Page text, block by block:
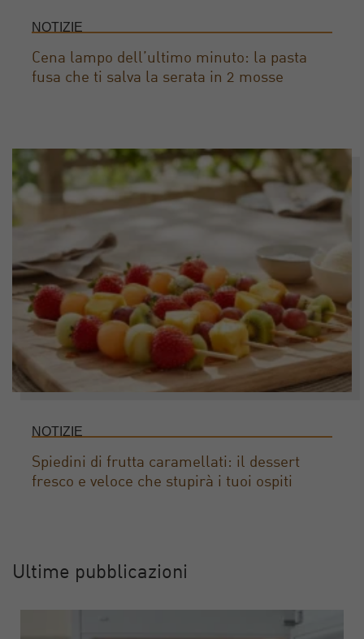
NOTIZIE
Cena lampo dell’ultimo minuto: la pasta
fusa che ti salva la serata in 2 mosse
NOTIZIE
Spiedini di frutta caramellati: il dessert
fresco e veloce che stupirà i tuoi ospiti
Ultime pubblicazioni